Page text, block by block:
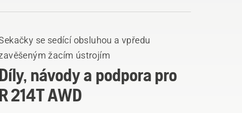
se sedící obsluhou a vpředu
žacím ústrojím
návody a podpora pro
214T AWD